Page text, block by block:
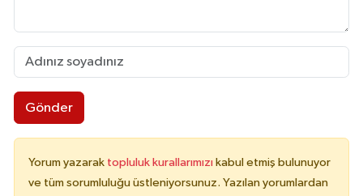
Gönder
Yorum yazarak topluluk kurallarımızı kabul etmiş bulunuyor
ve tüm sorumluluğu üstleniyorsunuz. Yazılan yorumlardan